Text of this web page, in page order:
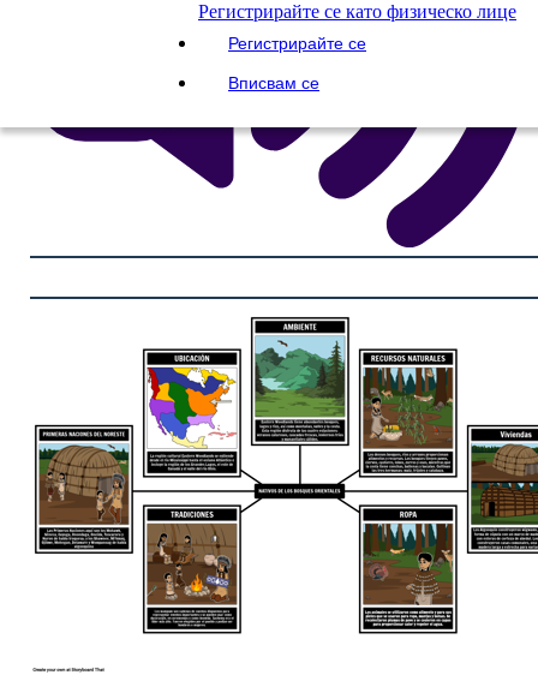
Регистрирайте се като физическо лице
Регистрирайте се
Вписвам се